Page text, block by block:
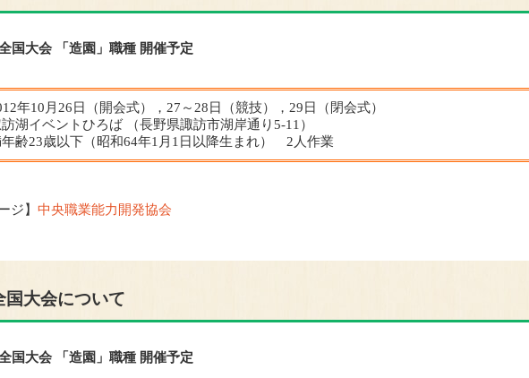
国大会 「造園」職種 開催予定
年10月26日（開会式），27～28日（競技），29日（閉会式）
イベントひろば （長野県諏訪市湖岸通り5-11）
23歳以下（昭和64年1月1日以降生まれ） 2人作業
ジ】 中央職業能力開発協会
大会について
国大会 「造園」職種 開催予定